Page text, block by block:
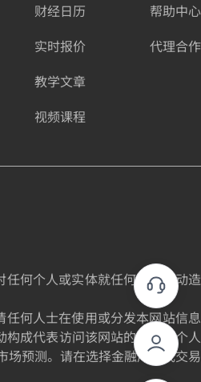
财经日历
实时报价
教学文章
视频课程
帮助中心
代理合作
任何个人或实体就任何投资活动造
任何人士在使用或分发本网站信息
成代表访问该网站的个人的个人
场预测。请在选择金融产品或交易